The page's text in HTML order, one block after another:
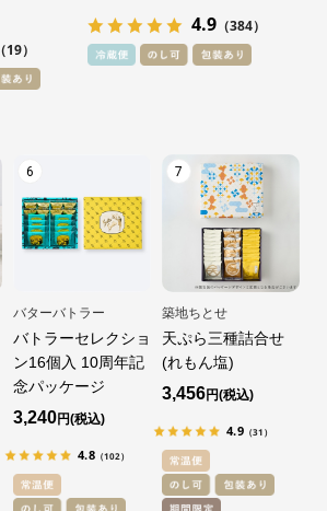
（19）
4.9 （384）
6
バターバトラー
バトラーセレクショ
ン16個入 10周年記
念パッケージ
3,240円
4.8 （102）
7
築地ちとせ
天ぷら三種詰合せ
(れもん塩)
3,456円
4.9 （31）